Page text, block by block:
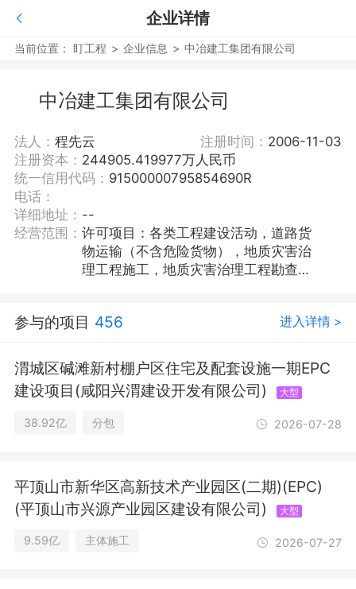
企业详情
当前位置： 盯工程 > 企业信息 > 中冶建工集团有限公司
中冶建工集团有限公司
法人： 程先云 注册时间： 2006-11-03
注册资本： 244905.419977万人民币
统一信用代码： 91500000795854690R
电话：
详细地址： --
经营范围： 许可项目：各类工程建设活动，道路货
物运输（不含危险货物），地质灾害治
理工程施工，地质灾害治理工程勘查，
备安装改造修理，电力设施承装、承
进出口，餐饮服务（依法须经批准的项
目，经相关部门批准后方可开展经营活
动，具体经营项目以相关部门批准文件
或许可证件为准）一般项目：水泥制品
制造，金属结构制造，水环境污染防治
造（不含特种设备制造），建筑工程机
械与设备租赁，轻质建筑材料制造，工
技术开发、技术咨询、技术交流、技术
参与的项目 456 进入详情 >
渭城区碱滩新村棚户区住宅及配套设施一期EPC
建设项目(咸阳兴渭建设开发有限公司)
大型
38.92亿 分包 2026-07-28
平顶山市新华区高新技术产业园区(二期)(EPC)
(平顶山市兴源产业园区建设有限公司)
大型
9.59亿 主体施工 2026-07-27